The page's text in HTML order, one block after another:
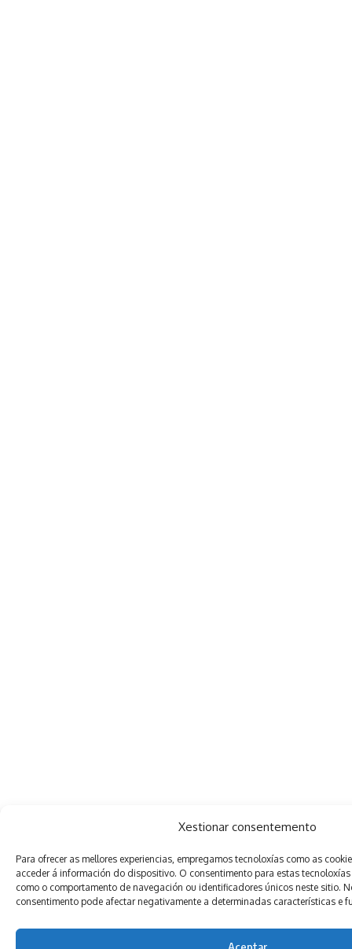
Xestionar consentemento
Para ofrecer as mellores experiencias, empregamos tecnoloxías como as
acceder á información do dispositivo. O consentimento para estas
como o comportamento de navegación ou identificadores únicos neste sitio.
consentimento pode afectar negativamente a determinadas características e